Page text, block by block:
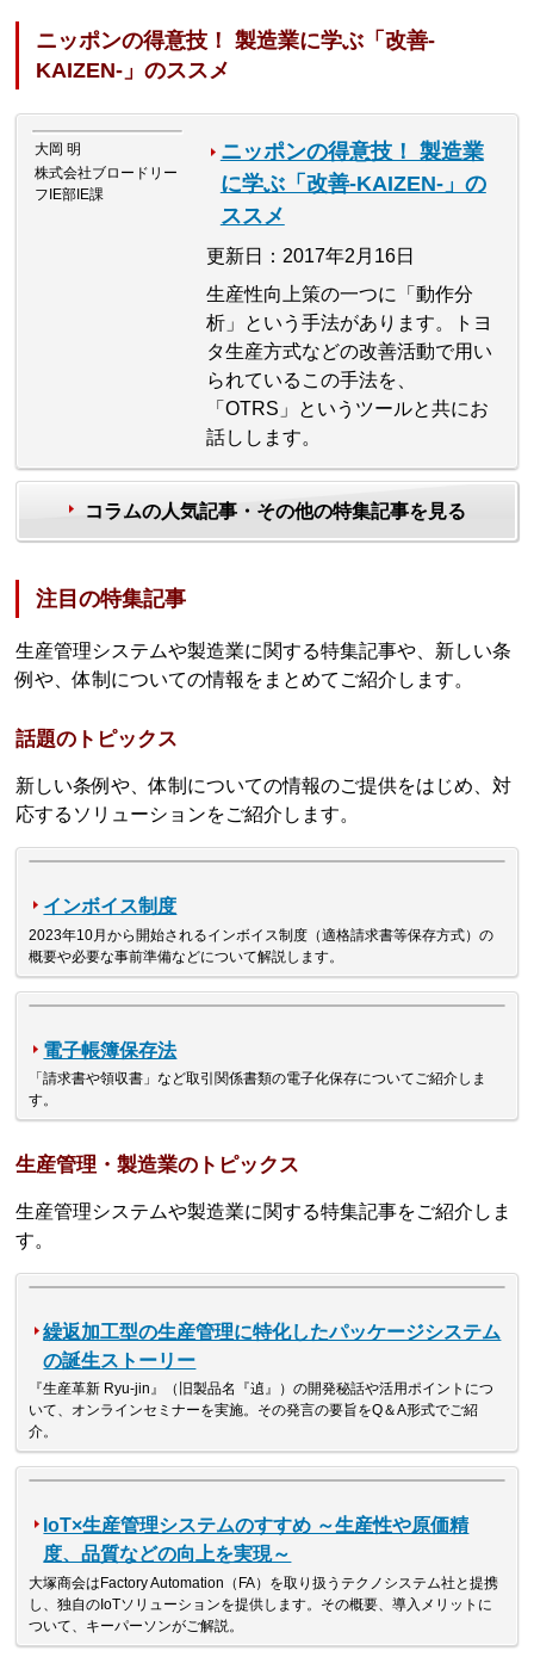
ニッポンの得意技！ 製造業に学ぶ「改善-
KAIZEN-」のススメ
ニッポンの得意技！ 製造業
に学ぶ「改善-KAIZEN-」の
ススメ
更新日：2017年2月16日
生産性向上策の一つに「動作分
析」という手法があります。トヨ
タ生産方式などの改善活動で用い
られているこの手法を、
「OTRS」というツールと共にお
話しします。
大岡 明
株式会社ブロードリー
フIE部IE課
コラムの人気記事・その他の特集記事を見る
注目の特集記事
生産管理システムや製造業に関する特集記事や、新しい条
例や、体制についての情報をまとめてご紹介します。
話題のトピックス
新しい条例や、体制についての情報のご提供をはじめ、対
応するソリューションをご紹介します。
インボイス制度
2023年10月から開始されるインボイス制度（適格請求書等保存方式）の
概要や必要な事前準備などについて解説します。
電子帳簿保存法
「請求書や領収書」など取引関係書類の電子化保存についてご紹介しま
す。
生産管理・製造業のトピックス
生産管理システムや製造業に関する特集記事をご紹介しま
す。
繰返加工型の生産管理に特化したパッケージシステム
の誕生ストーリー
『生産革新 Ryu-jin』（旧製品名『遉』）の開発秘話や活用ポイントにつ
いて、オンラインセミナーを実施。その発言の要旨をQ＆A形式でご紹
介。
IoT×生産管理システムのすすめ ～生産性や原価精
度、品質などの向上を実現～
大塚商会はFactory Automation（FA）を取り扱うテクノシステム社と提携
し、独自のIoTソリューションを提供します。その概要、導入メリットに
ついて、キーパーソンがご解説。